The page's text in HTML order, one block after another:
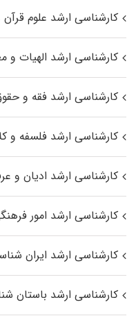
کارشناسی ارشد علوم
کارشناسی ارشد
کارشناسی ارشد فقه و
کارشناسی ارشد فلسفه و
کارشناسی ارشد ادیان و
کارشناسی ارشد امور
کارشناسی ارشد ایران
کارشناسی ارشد باستان